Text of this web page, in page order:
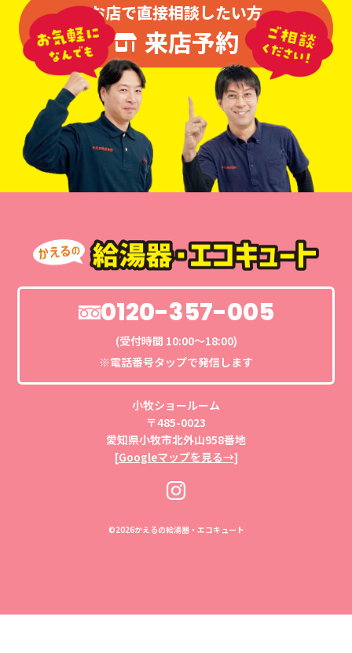
お店で直接相談したい方
来店予約
0120-357-005
(受付時間 10:00〜18:00)
※電話番号タップで発信します
小牧ショールーム
〒485-0023
愛知県小牧市北外山958番地
[Googleマップを見る→]
©2026かえるの給湯器・エコキュート